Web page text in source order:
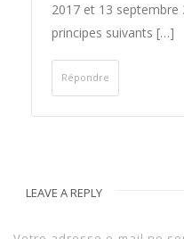
2017 et 13 septembre
principes suivants […]
Répondre
LEAVE A REPLY